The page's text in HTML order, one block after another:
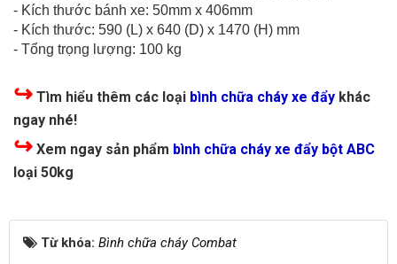
- Kích thước bánh xe: 50mm x 406mm
- Kích thước: 590 (L) x 640 (D) x 1470 (H) mm
- Tổng trọng lượng: 100 kg
↪ Tìm hiểu thêm các loại bình chữa cháy xe đẩy khác
ngay nhé!
↪ Xem ngay sản phẩm bình chữa cháy xe đẩy bột ABC
loại 50kg
Từ khóa: Bình chữa cháy Combat